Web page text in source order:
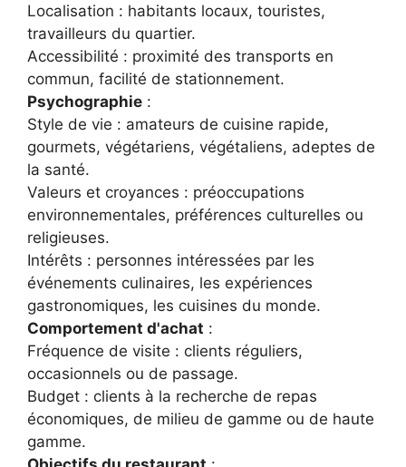
Localisation : habitants locaux, touristes,
travailleurs du quartier.
Accessibilité : proximité des transports en
commun, facilité de stationnement.
Psychographie :
Style de vie : amateurs de cuisine rapide,
gourmets, végétariens, végétaliens, adeptes de
la santé.
Valeurs et croyances : préoccupations
environnementales, préférences culturelles ou
religieuses.
Intérêts : personnes intéressées par les
événements culinaires, les expériences
gastronomiques, les cuisines du monde.
Comportement d'achat :
Fréquence de visite : clients réguliers,
occasionnels ou de passage.
Budget : clients à la recherche de repas
économiques, de milieu de gamme ou de haute
gamme.